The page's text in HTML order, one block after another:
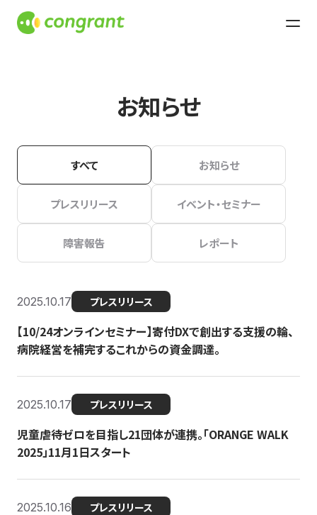
お知らせ
すべて お知らせ
プレスリリース イベント・セミナー
障害報告 レポート
2025.10.17 プレスリリース
【10/24オンラインセミナー】寄付DXで創出する支援の輪、
病院経営を補完するこれからの資金調達。
2025.10.17 プレスリリース
児童虐待ゼロを目指し21団体が連携。「ORANGE WALK
2025」11月1日スタート
2025.10.16 プレスリリース